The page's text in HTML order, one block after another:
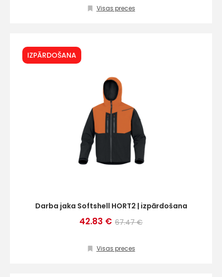
Visas preces
IZPĀRDOŠANA
Darba jaka Softshell HORT2 | izpārdošana
42.83 € 67.47 €
Visas preces
Sūtīt ziņojumu
(+371) 63 881
186
info@hards.lv